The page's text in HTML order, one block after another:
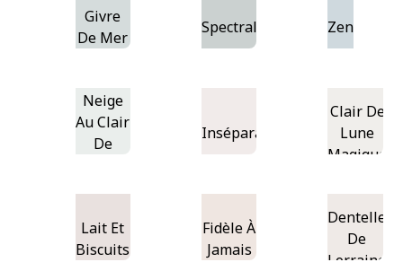
Givre
De Mer
Spectral Zen
Neige
Au Clair
De
Inséparables
Clair De
Lune
Magique
Lait Et
Biscuits
Fidèle À
Jamais
Dentelle
De
Lorraine